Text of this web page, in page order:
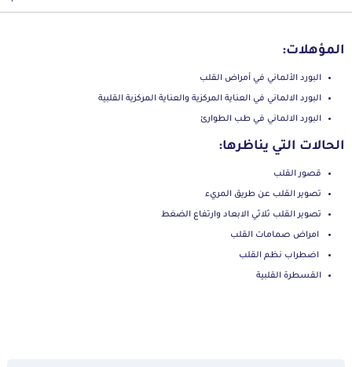
المؤهلات:
البورد الألماني في أمراض القلب
البورد الالماني في العناية المركزية والعناية المركزية القلبية
البورد الالماني في طب الطوارئ
الحالات التي يناظرها:
قصور القلب
تصوير القلب عن طريق المريء
تصوير القلب ثلاثي الابعاد وارتفاع الضغط
امراض صمامات القلب
اضطراب نظم القلب
القسطرة القلبية